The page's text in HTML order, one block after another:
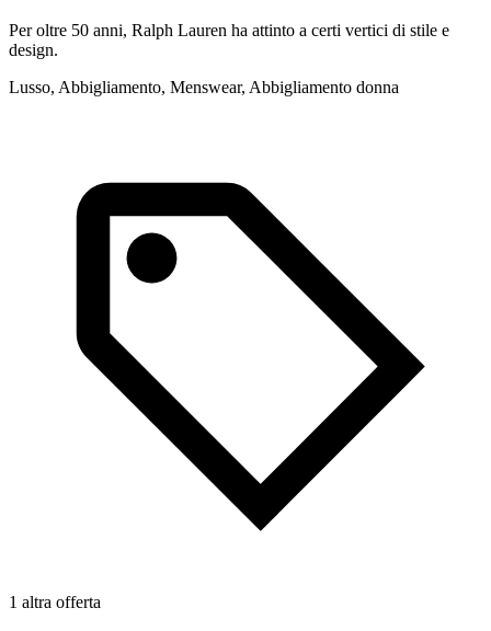
Per oltre 50 anni, Ralph Lauren ha attinto a certi vertici di stile e
design.
Lusso, Abbigliamento, Menswear, Abbigliamento donna
1 altra offerta